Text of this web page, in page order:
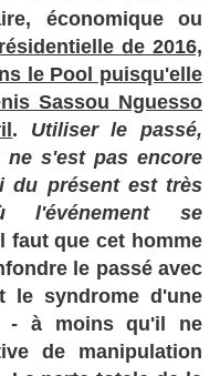
économique ou
de 2016,
le Pool puisqu'elle
Sassou Nguesso
. Utiliser le passé,
ne s'est pas encore
du présent est très
se
faut que cet homme
le passé avec
le syndrome d'une
- à moins qu'il ne
de manipulation